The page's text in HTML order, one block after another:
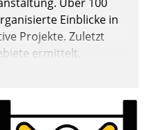
Einblicke in
Projekte. Zuletzt
ermittelt.